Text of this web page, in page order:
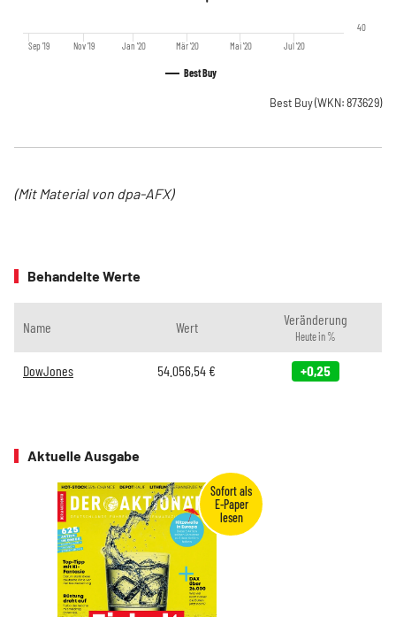
Best Buy
Sep '19 Nov '19 Jan '20 Mär '20 Mai '20 Jul '20
40
Best Buy(WKN: 873629)
(Mit Material von dpa-AFX)
Behandelte Werte
Name Wert Veränderung
Heute in %
DowJones 54.056,54 € +0,25
Aktuelle Ausgabe